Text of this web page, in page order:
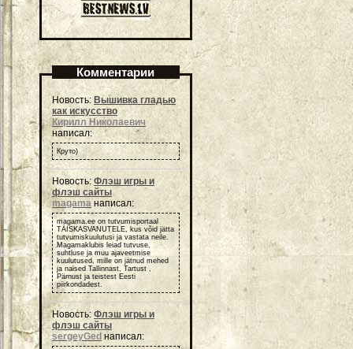
Комментарии
Новость: Вышивка гладью
как искусство
Кирилл Николаевич
написал:
Круто)
Новость: Флэш игры и
флэш сайты
magamaнаписал:
magama.ee on tutvumisportaal
TÄISKASVANUTELE, kus võid jätta
tutvumiskuulutusi ja vastata neile.
Magamaklubis leiad tutvuse,
suhtluse ja muu ajaveetmise
kuulutused, mille on jätnud mehed
ja naised Tallinnast, Tartust ,
Pärnust ja teistest Eesti
piirkondadest.
Новость: Флэш игры и
флэш сайты
sergeyGed написал: